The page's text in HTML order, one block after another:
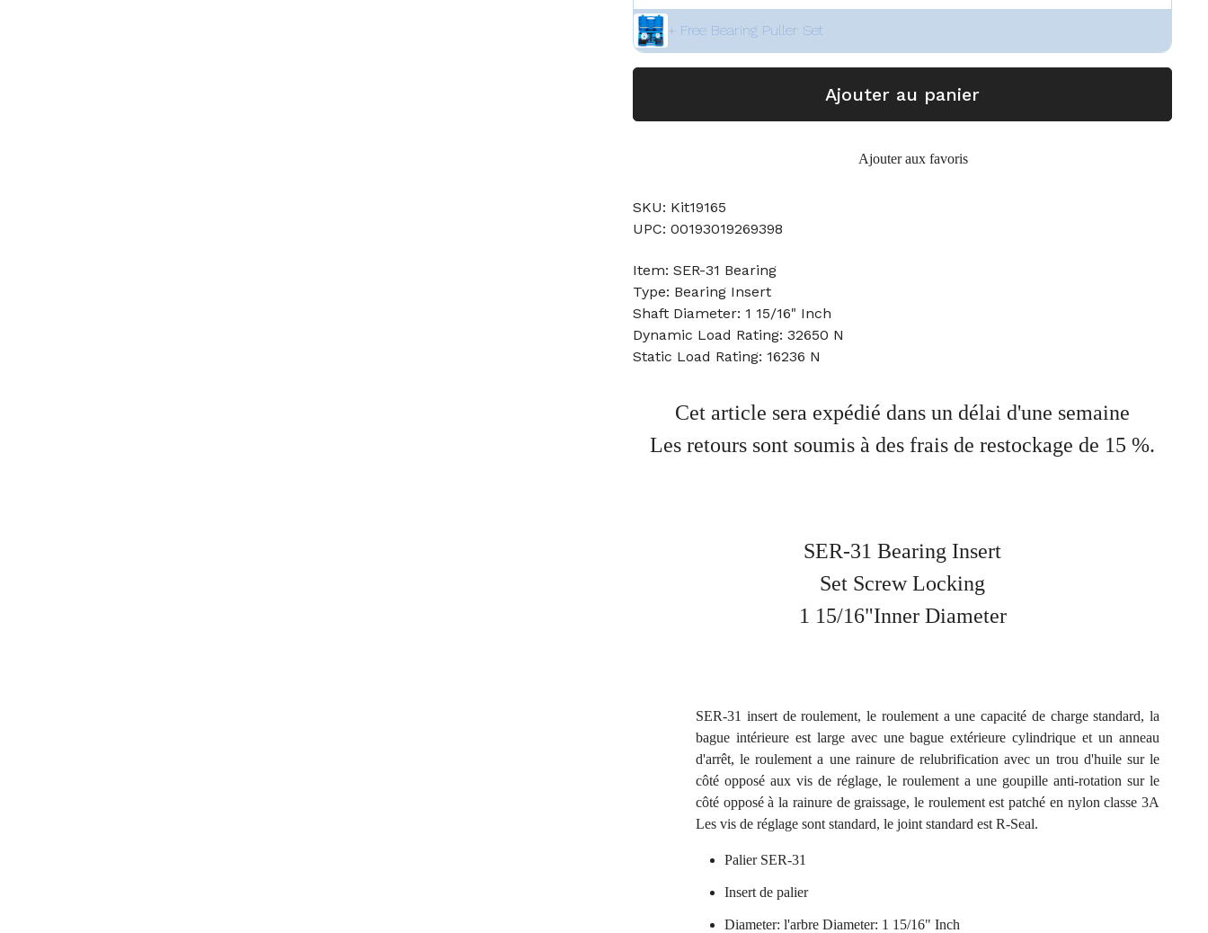
+ Free Bearing Puller Set
Ajouter au panier
Ajouter aux favoris
SKU: Kit19165
UPC: 00193019269398
Item: SER-31 Bearing
Type: Bearing Insert
Shaft Diameter: 1 15/16" Inch
Dynamic Load Rating: 32650 N
Static Load Rating: 16236 N
Cet article sera expédié dans un délai d'une semaine
Les retours sont soumis à des frais de restockage de 15 %.
SER-31 Bearing Insert
Set Screw Locking
1 15/16"Inner Diameter
SER-31 insert de roulement, le roulement a une capacité de charge standard, la
bague intérieure est large avec une bague extérieure cylindrique et un anneau
d'arrêt, le roulement a une rainure de relubrification avec un trou d'huile sur le
côté opposé aux vis de réglage, le roulement a une goupille anti-rotation sur le
côté opposé à la rainure de graissage, le roulement est patché en nylon classe 3A
Les vis de réglage sont standard, le joint standard est R-Seal.
Palier SER-31
Insert de palier
Diameter: l'arbre Diameter: 1 15/16" Inch